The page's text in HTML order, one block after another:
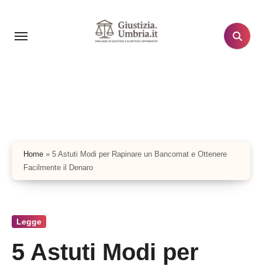
contenuto
Home » 5 Astuti Modi per Rapinare un Bancomat e Ottenere
Facilmente il Denaro
Legge
5 Astuti Modi per